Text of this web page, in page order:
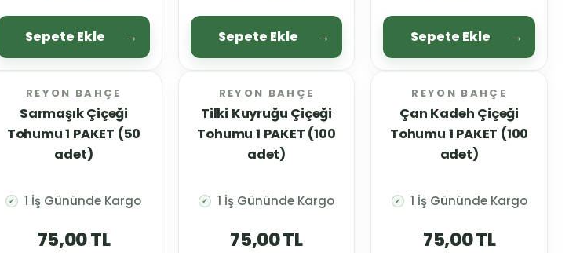
Sepete Ekle Sepete Ekle Sepete Ekle
REYON BAHÇE
Sarmaşık Çiçeği
Tohumu 1 PAKET (50
adet)
✓ 1 İş Gününde Kargo
75,00 TL
REYON BAHÇE
Tilki Kuyruğu Çiçeği
Tohumu 1 PAKET (100
adet)
✓ 1 İş Gününde Kargo
75,00 TL
REYON BAHÇE
Çan Kadeh Çiçeği
Tohumu 1 PAKET (100
adet)
✓ 1 İş Gününde Kargo
75,00 TL